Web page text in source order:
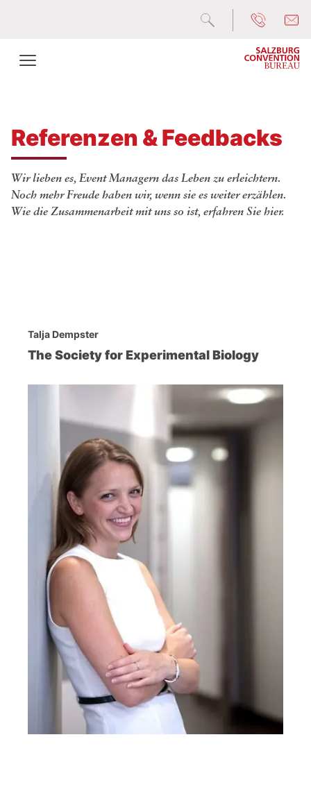
Referenzen & Feedbacks
Wir lieben es, Event Managern das Leben zu erleichtern.
Noch mehr Freude haben wir, wenn sie es weiter erzählen.
Wie die Zusammenarbeit mit uns so ist, erfahren Sie hier.
Talja Dempster
The Society for Experimental Biology